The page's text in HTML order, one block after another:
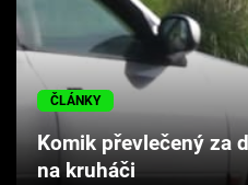
Cool Esport
Pořady
ČLÁNKY
Komik převlečený za
na kruháči